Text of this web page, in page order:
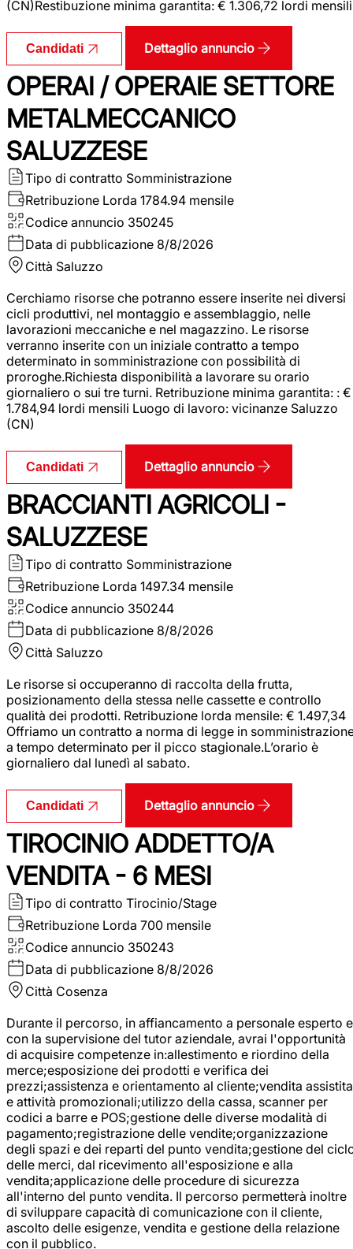
(CN)Restibuzione minima garantita: € 1.306,72 lordi mensili
Candidati Dettaglio annuncio
OPERAI / OPERAIE SETTORE
METALMECCANICO
SALUZZESE
Tipo di contratto Somministrazione
Retribuzione Lorda 1784.94 mensile
Codice annuncio 350245
Data di pubblicazione 8/8/2026
Città Saluzzo
Cerchiamo risorse che potranno essere inserite nei diversi
cicli produttivi, nel montaggio e assemblaggio, nelle
lavorazioni meccaniche e nel magazzino. Le risorse
verranno inserite con un iniziale contratto a tempo
determinato in somministrazione con possibilità di
proroghe.Richiesta disponibilità a lavorare su orario
giornaliero o sui tre turni. Retribuzione minima garantita: : €
1.784,94 lordi mensili Luogo di lavoro: vicinanze Saluzzo
(CN)
Candidati Dettaglio annuncio
BRACCIANTI AGRICOLI -
SALUZZESE
Tipo di contratto Somministrazione
Retribuzione Lorda 1497.34 mensile
Codice annuncio 350244
Data di pubblicazione 8/8/2026
Città Saluzzo
Le risorse si occuperanno di raccolta della frutta,
posizionamento della stessa nelle cassette e controllo
qualità dei prodotti. Retribuzione lorda mensile: € 1.497,34
Offriamo un contratto a norma di legge in
a tempo determinato per il picco stagionale.L’orario è
giornaliero dal lunedì al sabato.
Candidati Dettaglio annuncio
TIROCINIO ADDETTO/A
VENDITA - 6 MESI
Tipo di contratto Tirocinio/Stage
Retribuzione Lorda 700 mensile
Codice annuncio 350243
Data di pubblicazione 8/8/2026
Città Cosenza
Durante il percorso, in affiancamento a personale esperto e
con la supervisione del tutor aziendale, avrai l'opportunità
di acquisire competenze in:allestimento e riordino della
merce;esposizione dei prodotti e verifica dei
prezzi;assistenza e orientamento al cliente;vendita assistita
e attività promozionali;utilizzo della cassa, scanner per
codici a barre e POS;gestione delle diverse modalità di
pagamento;registrazione delle vendite;organizzazione
degli spazi e dei reparti del punto vendita;gestione del
delle merci, dal ricevimento all'esposizione e alla
vendita;applicazione delle procedure di sicurezza
all'interno del punto vendita. Il percorso permetterà inoltre
di sviluppare capacità di comunicazione con il cliente,
ascolto delle esigenze, vendita e gestione della relazione
con il pubblico.